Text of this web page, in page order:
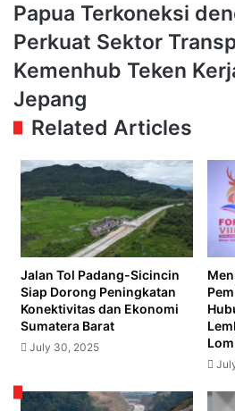
Pingin
Aceh
hingga
Papua
Terkoneksi
dengan
Papua Terkoneksi
Perkuat
Sektor
Transportasi,
Kemenhub
Teken
Kerja
dengan
Jepang
Perkuat Sektor
Kemenhub Teken
Jepang
Related Articles
Jalan Tol Padang-Sicincin
Siap Dorong Peningkatan
Konektivitas dan Ekonomi
Sumatera Barat
July 30, 2025